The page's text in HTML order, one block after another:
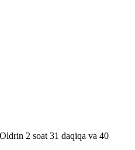
2 soat 31 daqiqa va 40